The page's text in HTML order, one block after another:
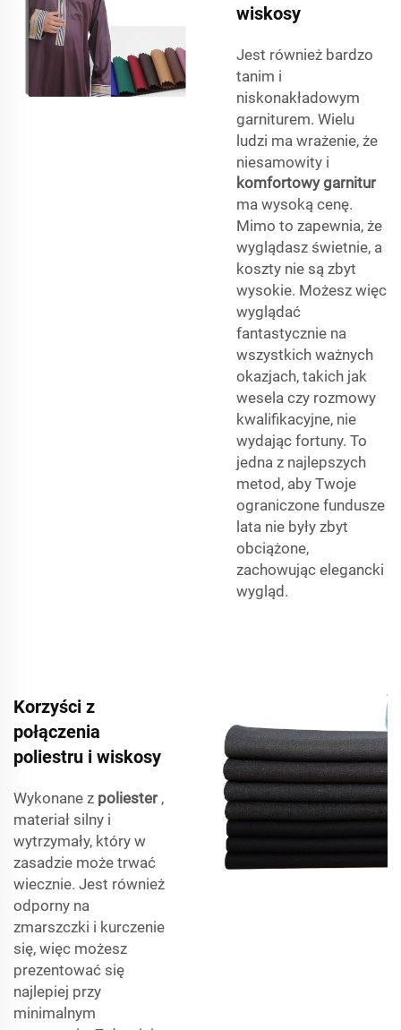
wiskosy
Jest również bardzo
tanim i
niskonakładowym
garniturem. Wielu
ludzi ma wrażenie, że
niesamowity i
komfortowy garnitur
ma wysoką cenę.
Mimo to zapewnia, że
wyglądasz świetnie, a
koszty nie są zbyt
wysokie. Możesz więc
wyglądać
fantastycznie na
wszystkich ważnych
okazjach, takich jak
wesela czy rozmowy
kwalifikacyjne, nie
wydając fortuny. To
jedna z najlepszych
metod, aby Twoje
ograniczone fundusze
lata nie były zbyt
obciążone,
zachowując elegancki
wygląd.
Korzyści z
połączenia
poliestru i wiskosy
Wykonane z poliester ,
materiał silny i
wytrzymały, który w
zasadzie może trwać
wiecznie. Jest również
odporny na
zmarszczki i kurczenie
się, więc możesz
prezentować się
najlepiej przy
minimalnym